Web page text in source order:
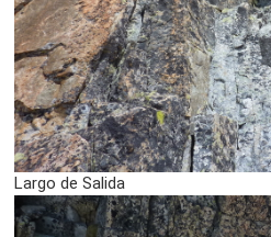
Largo de Salida